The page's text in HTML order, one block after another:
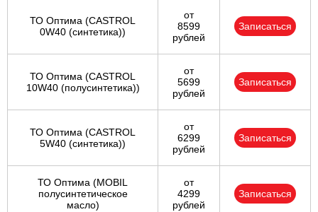
ТО Оптима (CASTROL
0W40 (синтетика))
от
8599
рублей
Записаться
ТО Оптима (CASTROL
10W40 (полусинтетика))
от
5699
рублей
Записаться
ТО Оптима (CASTROL
5W40 (синтетика))
от
6299
рублей
Записаться
ТО Оптима (MOBIL
полусинтетическое
масло)
от
4299
рублей
Записаться